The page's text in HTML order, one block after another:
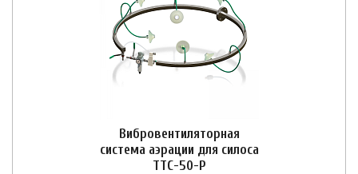
Вибровентиляторная
система аэрации для силоса
ТТС-50-Р